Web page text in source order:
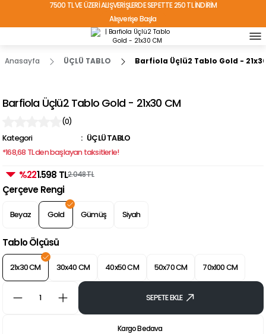
7500 TL VE ÜZERİ ALIŞVERİŞLERDE SEPETTE 250 TL İNDİRİM
Alışverişe Başla
TÜRKİYE'NİN HER YERİNE ÜCRETSİZ KARGO!
Anasayfa ÜÇLÜ TABLO Barfiola Üçlü2 Tablo Gold -
Barfiola Üçlü2 Tablo Gold - 21x30 CM
(0)
Kategori
ÜÇLÜ TABLO
*168,68 TL den başlayan taksitlerle!
%221.598 TL2.048 TL
Çerçeve Rengi
Beyaz Gold Gümüş Siyah
Tablo Ölçüsü
21x30 CM 30x40 CM 40x50 CM 50x70 CM 70x100 CM
SEPETE EKLE
Kargo Bedava